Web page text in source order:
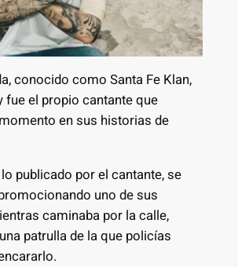
conocido como Santa Fe Klan,
fue el propio cantante que
en sus historias de
publicado por el cantante, se
uno de sus
caminaba por la calle,
patrulla de la que policías